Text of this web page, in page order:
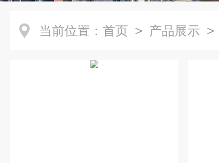
当前位置： 首页 > 产品展示